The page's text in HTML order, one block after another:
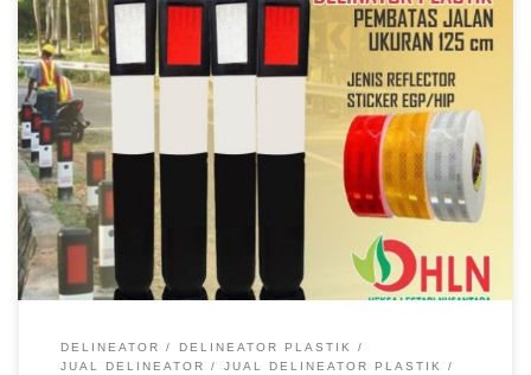
DELINEATOR
DELINEATOR PLASTIK
JUAL DELINEATOR
JUAL DELINEATOR PLASTIK